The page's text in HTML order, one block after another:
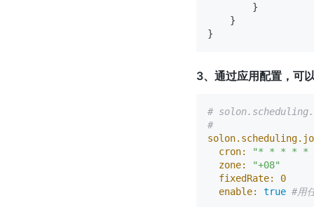
        }
    }
3、通过应用配置，可
#
#
cron:
"* * * * *
zone:
"+08"
fixedRate:
0
enable:
true #用